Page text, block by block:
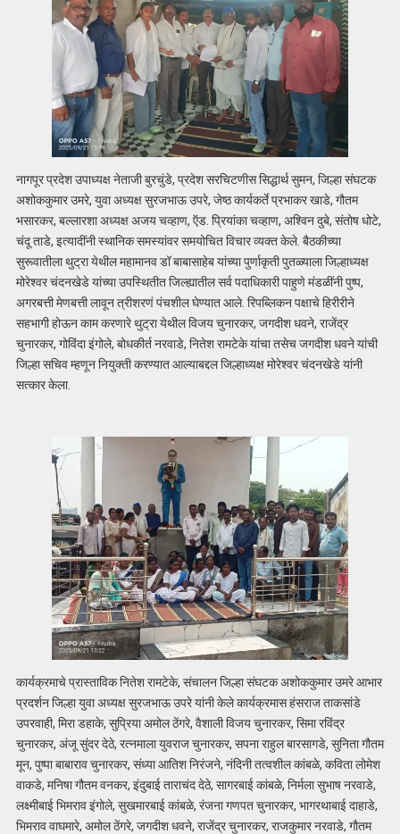
नागपूर प्रदेश उपाध्यक्ष नेताजी बुरचुंडे, प्रदेश सरचिटणीस सिद्धार्थ सुमन, जिल्हा संघटक
अशोककुमार उमरे, युवा अध्यक्ष सुरजभाऊ उपरे, जेष्ठ कार्यकर्ते प्रभाकर खाडे, गौतम
भसारकर, बल्लारशा अध्यक्ष अजय चव्हाण, ऍड. प्रियांका चव्हाण, अश्विन दुबे, संतोष धोटे,
चंदू ताडे, इत्यादींनी स्थानिक समस्यांवर समयोचित विचार व्यक्त केले. बैठकीच्या
सुरूवातीला थुट्रा येथील महामानव डॉ बाबासाहेब यांच्या पुर्णाकृती पुतळ्याला जिल्हाध्यक्ष
मोरेश्वर चंदनखेडे यांच्या उपस्थितीत जिल्ह्यातील सर्व पदाधिकारी पाहुणे मंडळींनी पुष्प,
अगरबत्ती मेणबत्ती लावून त्रीशरणं पंचशील घेण्यात आले. रिपब्लिकन पक्षाचे हिरीरीने
सहभागी होऊन काम करणारे थुट्रा येथील विजय चुनारकर, जगदीश धवने, राजेंद्र
चुनारकर, गोविंदा इंगोले, बोधकीर्त नरवाडे, नितेश रामटेके यांचा तसेच जगदीश धवने यांची
जिल्हा सचिव म्हणून नियुक्ती करण्यात आल्याबद्दल जिल्हाध्यक्ष मोरेश्वर चंदनखेडे यांनी
सत्कार केला.
कार्यक्रमाचे प्रास्ताविक नितेश रामटेके, संचालन जिल्हा संघटक अशोककुमार उमरे आभार
प्रदर्शन जिल्हा युवा अध्यक्ष सुरजभाऊ उपरे यांनी केले कार्यक्रमास हंसराज ताकसांडे
उपरवाही,‌ मिरा डहाके, सुप्रिया अमोल ठेंगरे, वैशाली विजय चुनारकर, सिमा रविंद्र
चुनारकर, अंजू सुंदर देठे, रत्नमाला युवराज चुनारकर, सपना राहुल बारसागडे, सुनिता गौतम
मून, पुष्पा बाबाराव चुनारकर, संध्या आतिश निरंजने, नंदिनी तत्वशील कांबळे, कविता लोमेश
वाकडे, मनिषा गौतम वनकर, इंदुबाई ताराचंद देठे, सागरबाई कांबळे, निर्मला सुभाष नरवाडे,
लक्ष्मीबाई भिमराव इंगोले, सुखमारबाई कांबळे, रंजना गणपत चुनारकर, भागरथाबाई दाहाडे,
भिमराव वाघमारे, अमोल ठेंगरे, जगदीश धवने, राजेंद्र चुनारकर, राजकुमार नरवाडे, गौतम